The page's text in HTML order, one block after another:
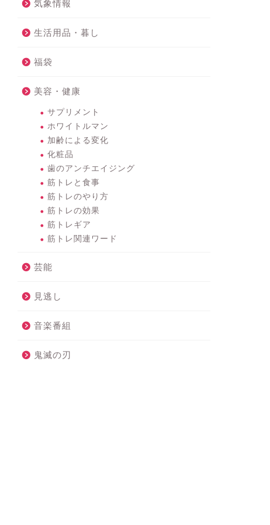
気象情報
生活用品・暮し
福袋
美容・健康
サプリメント
ホワイトルマン
加齢による変化
化粧品
歯のアンチエイジング
筋トレと食事
筋トレのやり方
筋トレの効果
筋トレギア
筋トレ関連ワード
芸能
見逃し
音楽番組
鬼滅の刃